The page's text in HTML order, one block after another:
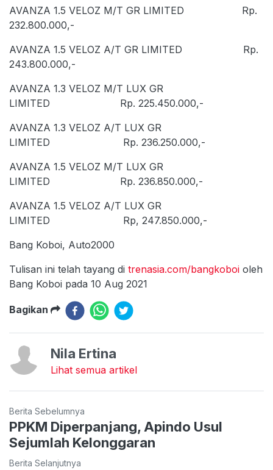
AVANZA 1.5 VELOZ M/T GR LIMITED Rp.
232.800.000,-
AVANZA 1.5 VELOZ A/T GR LIMITED Rp.
243.800.000,-
AVANZA 1.3 VELOZ M/T LUX GR
LIMITED Rp. 225.450.000,-
AVANZA 1.3 VELOZ A/T LUX GR
LIMITED Rp. 236.250.000,-
AVANZA 1.5 VELOZ M/T LUX GR
LIMITED Rp. 236.850.000,-
AVANZA 1.5 VELOZ A/T LUX GR
LIMITED Rp, 247.850.000,-
Bang Koboi, Auto2000
Tulisan ini telah tayang di trenasia.com/bangkoboi oleh
Bang Koboi pada 10 Aug 2021
Bagikan
Nila Ertina
Lihat semua artikel
Berita Sebelumnya
PPKM Diperpanjang, Apindo Usul
Sejumlah Kelonggaran
Berita Selanjutnya